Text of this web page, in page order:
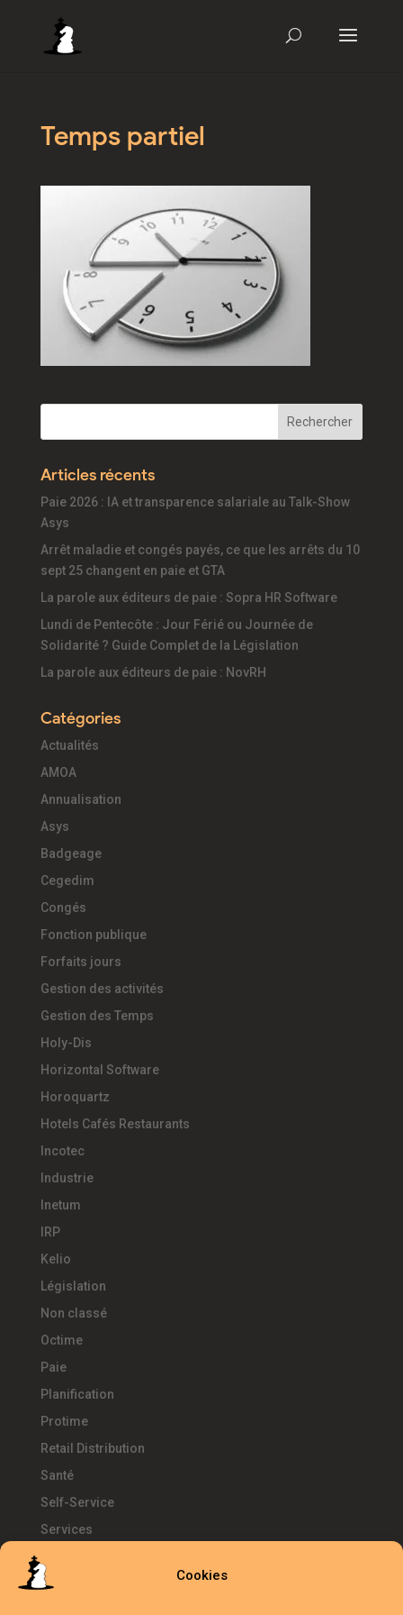
Cookies
Temps partiel
Articles récents
Paie 2026 : IA et transparence salariale au Talk-Show
Asys
Arrêt maladie et congés payés, ce que les arrêts du 10
sept 25 changent en paie et GTA
La parole aux éditeurs de paie : Sopra HR Software
Lundi de Pentecôte : Jour Férié ou Journée de
Solidarité ? Guide Complet de la Législation
La parole aux éditeurs de paie : NovRH
Catégories
Actualités
AMOA
Annualisation
Asys
Badgeage
Cegedim
Congés
Fonction publique
Forfaits jours
Gestion des activités
Gestion des Temps
Holy-Dis
Horizontal Software
Horoquartz
Hotels Cafés Restaurants
Incotec
Industrie
Inetum
IRP
Kelio
Législation
Non classé
Octime
Paie
Planification
Protime
Retail Distribution
Santé
Self-Service
Services
Télétravail